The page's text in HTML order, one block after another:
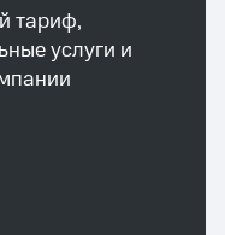
тариф,
услуги и